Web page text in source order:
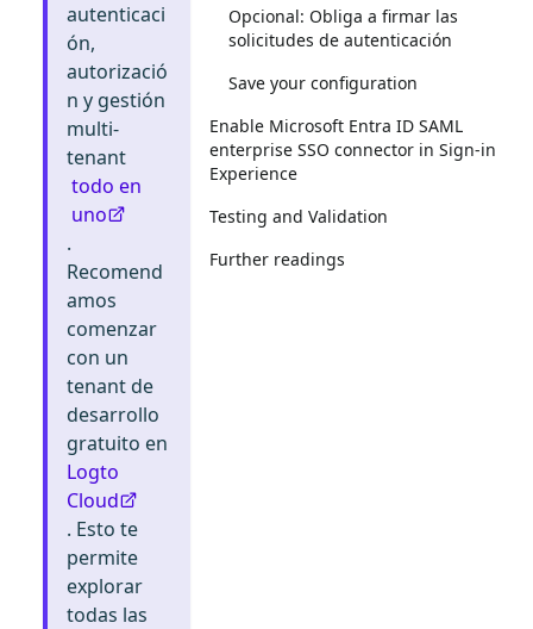
autenticaci
ón,
autorizació
n y gestión
multi-
tenant
todo en
uno
.
Recomend
amos
comenzar
con un
tenant de
desarrollo
gratuito en
Logto
Cloud
. Esto te
permite
explorar
todas las
Opcional: Obliga a firmar las
solicitudes de autenticación
Save your configuration
Enable Microsoft Entra ID SAML
enterprise SSO connector in Sign-in
Experience
Testing and Validation
Further readings